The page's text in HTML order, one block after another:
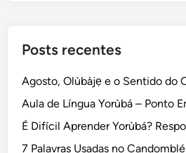
Posts recentes
Agosto, Olùbàjẹ e o Sentido do
Aula de Língua Yorùbá – Ponto
É Difícil Aprender Yorùbá?
7 Palavras Usadas no